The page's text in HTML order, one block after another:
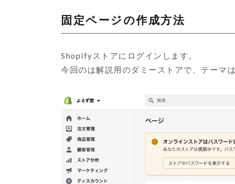
固定ページの作成方法
Shopify ストアにログインします。
今回のは解説用のダミーストアで、テーマ